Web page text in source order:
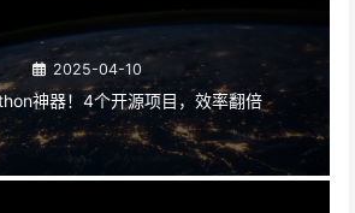
2025-04-10
神器！4个开源项目，效率翻倍